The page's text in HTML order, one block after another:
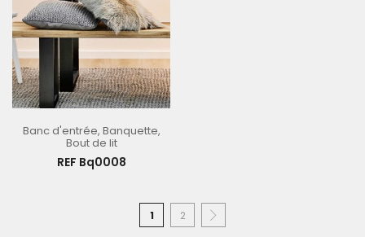
Banc d'entrée, Banquette,
Bout de lit
REF Bq0008
1 2